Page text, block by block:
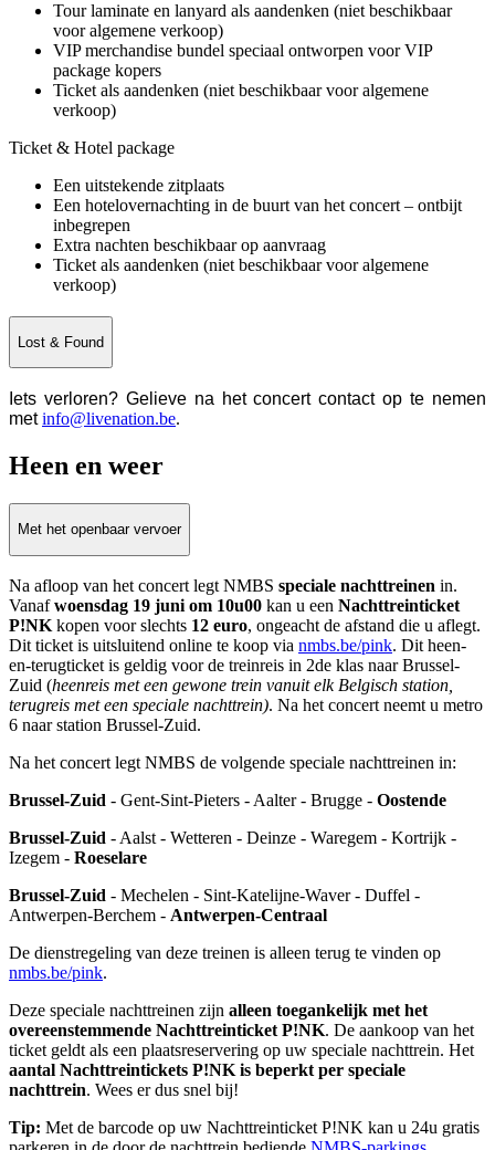
Tour laminate en lanyard als aandenken (niet beschikbaar
voor algemene verkoop)
VIP merchandise bundel speciaal ontworpen voor VIP
package kopers
Ticket als aandenken (niet beschikbaar voor algemene
verkoop)
Ticket & Hotel package
Een uitstekende zitplaats
Een hotelovernachting in de buurt van het concert – ontbijt
inbegrepen
Extra nachten beschikbaar op aanvraag
Ticket als aandenken (niet beschikbaar voor algemene
verkoop)
Lost & Found
Iets verloren? Gelieve na het concert contact op te nemen
metinfo@livenation.be.
Heen en weer
Met het openbaar vervoer
Na afloop van het concert legt NMBS speciale nachttreinen in.
Vanafwoensdag 19 juni om 10u00 kan u een Nachttreinticket
P!NK kopen voor slechts 12 euro, ongeacht de afstand die u aflegt.
Dit ticket is uitsluitend online te koop via nmbs.be/pink. Dit heen-
en-terugticket is geldig voor de treinreis in 2de klas naar Brussel-
Zuid (heenreis met een gewone trein vanuit elk Belgisch station,
terugreis met een speciale nachttrein). Na het concert neemt u metro
6 naar station Brussel-Zuid.
Na het concert legt NMBS de volgende speciale nachttreinen in:
Brussel-Zuid - Gent-Sint-Pieters - Aalter - Brugge - Oostende
Brussel-Zuid - Aalst - Wetteren - Deinze - Waregem - Kortrijk -
Izegem - Roeselare
Brussel-Zuid - Mechelen - Sint-Katelijne-Waver - Duffel -
Antwerpen-Berchem - Antwerpen-Centraal
De dienstregeling van deze treinen is alleen terug te vinden op
nmbs.be/pink.
Deze speciale nachttreinen zijn alleen toegankelijk met het
overeenstemmende Nachttreinticket P!NK. De aankoop van het
ticket geldt als een plaatsreservering op uw speciale nachttrein. Het
aantal Nachttreintickets P!NK is beperkt per speciale
nachttrein. Wees er dus snel bij!
Tip: Met de barcode op uw Nachttreinticket P!NK kan u 24u gratis